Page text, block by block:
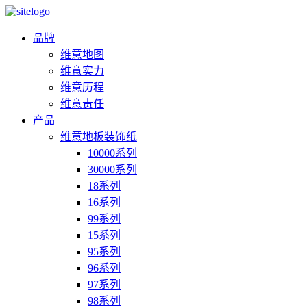
品牌
维意地图
维意实力
维意历程
维意责任
产品
维意地板装饰纸
10000系列
30000系列
18系列
16系列
99系列
15系列
95系列
96系列
97系列
98系列